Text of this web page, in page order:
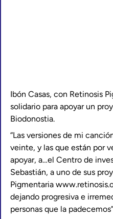
Ibón Casas, con Retinosis
solidario para apoyar un
Biodonostia.
“Las versiones de mi
veinte, y las que están por
apoyar, a…el Centro de
Sebastián, a uno de sus
Pigmentaria
dejando progresiva e
personas que la